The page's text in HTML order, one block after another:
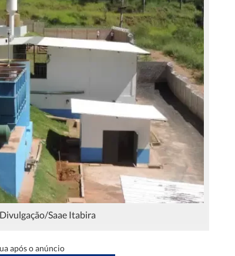
Saae Itabira
após o anúncio